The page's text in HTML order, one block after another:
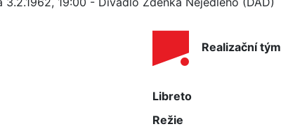
Realizační tým
Libreto
Režie